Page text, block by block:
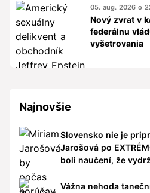
05. aug. 2026 o
Nový zvrat v
federálnu
vyšetrovania
Najnovšie
Slovensko nie je
Jarošová po
boli naučení, že
Vážna nehoda